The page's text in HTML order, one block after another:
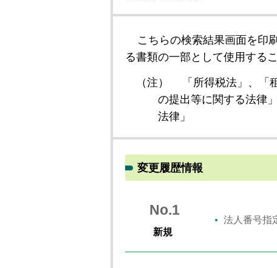
こちらの検索結果画面を印
る書類の一部として使用する
（注）
「所得税法」、
の提出等に関する法律
法律」
変更履歴情報
No.1
新規
法人番号指